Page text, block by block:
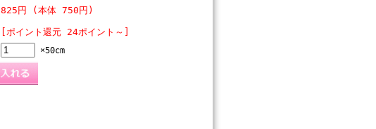
825円 (本体 750円)
[ポイント還元 24ポイント～]
×50cm